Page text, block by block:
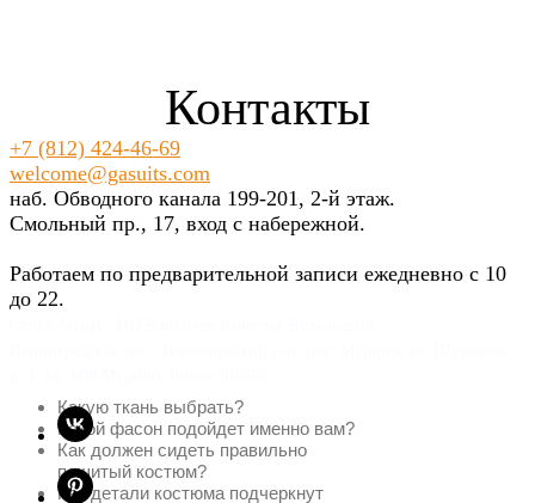
Какую ткань выбрать?
Какой фасон подойдет именно вам?
Как должен сидеть правильно
пошитый костюм?
Как детали костюма подчеркнут
Контакты
+7 (812) 424-46-69
welcome@gasuits.com
наб. Обводного канала 199-201, 2-й этаж.
Смольный пр., 17, вход с набережной.
Работаем по предварительной записи ежедневно с 10
до 22.